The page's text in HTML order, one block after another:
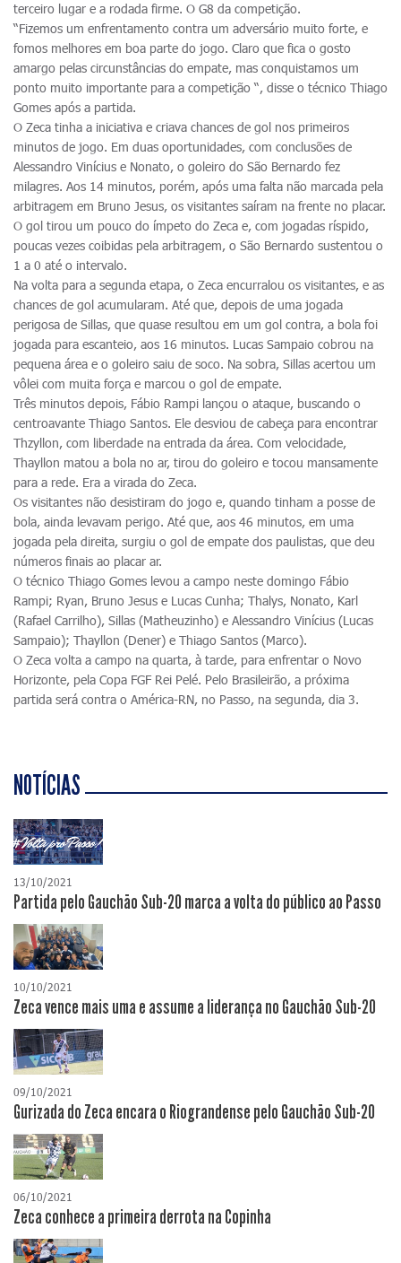
terceiro lugar e a rodada firme. O G8 da competição.
“Fizemos um enfrentamento contra um adversário muito forte, e
fomos melhores em boa parte do jogo. Claro que fica o gosto
amargo pelas circunstâncias do empate, mas conquistamos um
ponto muito importante para a competição “, disse o técnico Thiago
Gomes após a partida.
O Zeca tinha a iniciativa e criava chances de gol nos primeiros
minutos de jogo. Em duas oportunidades, com conclusões de
Alessandro Vinícius e Nonato, o goleiro do São Bernardo fez
milagres. Aos 14 minutos, porém, após uma falta não marcada pela
arbitragem em Bruno Jesus, os visitantes saíram na frente no placar.
O gol tirou um pouco do ímpeto do Zeca e, com jogadas ríspido,
poucas vezes coibidas pela arbitragem, o São Bernardo sustentou o
1 a 0 até o intervalo.
Na volta para a segunda etapa, o Zeca encurralou os visitantes, e as
chances de gol acumularam. Até que, depois de uma jogada
perigosa de Sillas, que quase resultou em um gol contra, a bola foi
jogada para escanteio, aos 16 minutos. Lucas Sampaio cobrou na
pequena área e o goleiro saiu de soco. Na sobra, Sillas acertou um
vôlei com muita força e marcou o gol de empate.
Três minutos depois, Fábio Rampi lançou o ataque, buscando o
centroavante Thiago Santos. Ele desviou de cabeça para encontrar
Thzyllon, com liberdade na entrada da área. Com velocidade,
Thayllon matou a bola no ar, tirou do goleiro e tocou mansamente
para a rede. Era a virada do Zeca.
Os visitantes não desistiram do jogo e, quando tinham a posse de
bola, ainda levavam perigo. Até que, aos 46 minutos, em uma
jogada pela direita, surgiu o gol de empate dos paulistas, que deu
números finais ao placar ar.
O técnico Thiago Gomes levou a campo neste domingo Fábio
Rampi; Ryan, Bruno Jesus e Lucas Cunha; Thalys, Nonato, Karl
(Rafael Carrilho), Sillas (Matheuzinho) e Alessandro Vinícius (Lucas
Sampaio); Thayllon (Dener) e Thiago Santos (Marco).
O Zeca volta a campo na quarta, à tarde, para enfrentar o Novo
Horizonte, pela Copa FGF Rei Pelé. Pelo Brasileirão, a próxima
partida será contra o América-RN, no Passo, na segunda, dia 3.
NOTÍCIAS
13/10/2021
Partida pelo Gauchão Sub-20 marca a volta do público ao Passo
10/10/2021
Zeca vence mais uma e assume a liderança no Gauchão Sub-20
09/10/2021
Gurizada do Zeca encara o Riograndense pelo Gauchão Sub-20
06/10/2021
Zeca conhece a primeira derrota na Copinha